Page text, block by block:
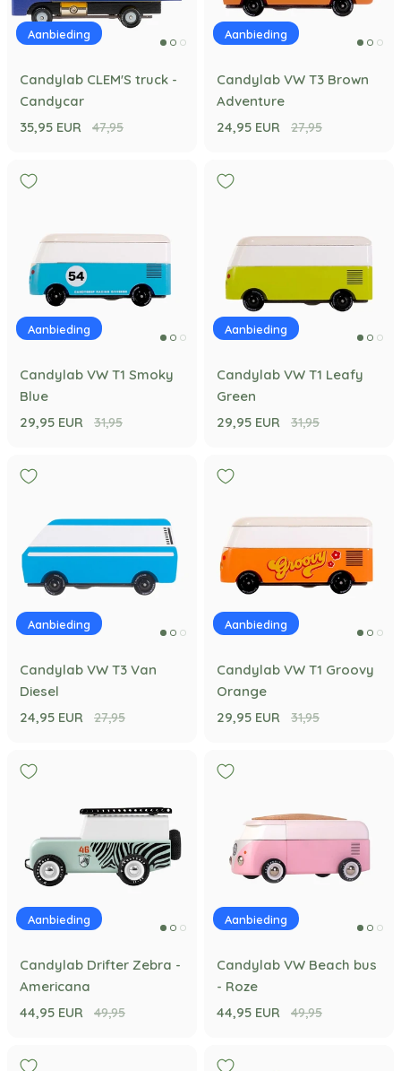
Aanbieding
Candylab CLEM'S truck -
Candycar
35,95 EUR
47,95
Aanbieding
Candylab VW T3 Brown
Adventure
24,95 EUR
27,95
Aanbieding
Candylab VW T1 Smoky
Blue
29,95 EUR
31,95
Aanbieding
Candylab VW T1 Leafy
Green
29,95 EUR
31,95
Aanbieding
Candylab VW T3 Van
Diesel
24,95 EUR
27,95
Aanbieding
Candylab VW T1 Groovy
Orange
29,95 EUR
31,95
Aanbieding
Candylab Drifter Zebra -
Americana
44,95 EUR
49,95
Aanbieding
Candylab VW Beach bus
- Roze
44,95 EUR
49,95